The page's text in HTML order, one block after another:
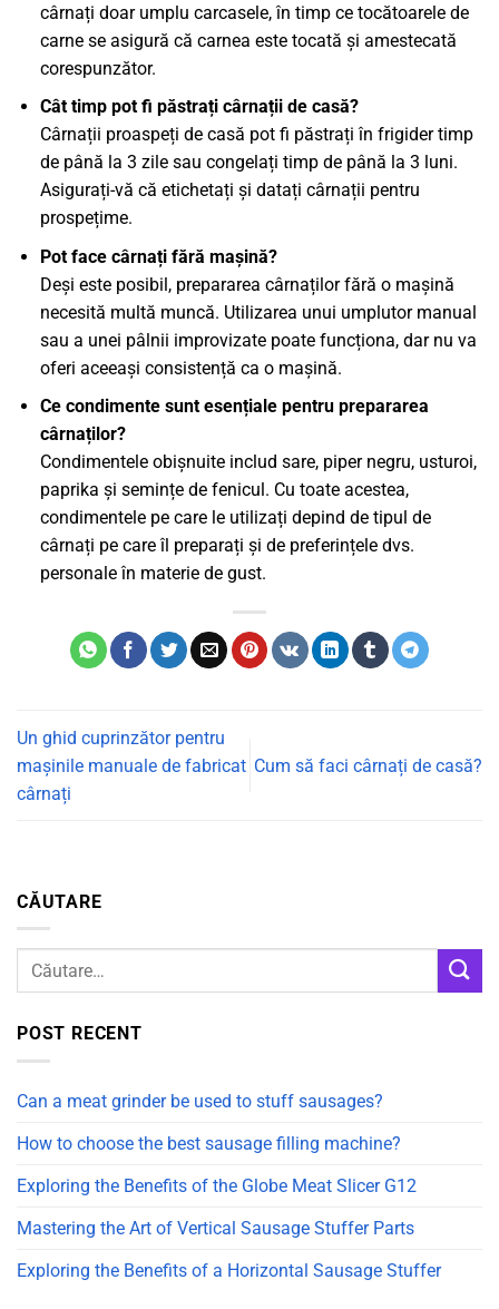
cârnați doar umplu carcasele, în timp ce tocătoarele de
carne se asigură că carnea este tocată și amestecată
corespunzător.
Cât timp pot fi păstrați cârnații de casă?
Cârnații proaspeți de casă pot fi păstrați în frigider timp
de până la 3 zile sau congelați timp de până la 3 luni.
Asigurați-vă că etichetați și datați cârnații pentru
prospețime.
Pot face cârnați fără mașină?
Deși este posibil, prepararea cârnaților fără o mașină
necesită multă muncă. Utilizarea unui umplutor manual
sau a unei pâlnii improvizate poate funcționa, dar nu va
oferi aceeași consistență ca o mașină.
Ce condimente sunt esențiale pentru prepararea
cârnaților?
Condimentele obișnuite includ sare, piper negru, usturoi,
paprika și semințe de fenicul. Cu toate acestea,
condimentele pe care le utilizați depind de tipul de
cârnați pe care îl preparați și de preferințele dvs.
personale în materie de gust.
Un ghid cuprinzător pentru
mașinile manuale de fabricat
cârnați
Cum să faci cârnați de casă?
CĂUTARE
POST RECENT
Can a meat grinder be used to stuff sausages?
How to choose the best sausage filling machine?
Exploring the Benefits of the Globe Meat Slicer G12
Mastering the Art of Vertical Sausage Stuffer Parts
Exploring the Benefits of a Horizontal Sausage Stuffer